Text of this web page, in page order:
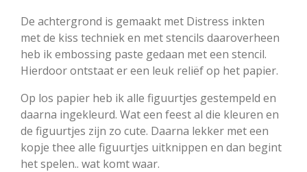
De achtergrond is gemaakt met Distress inkten
met de kiss techniek en met stencils daaroverheen
heb ik embossing paste gedaan met een stencil.
Hierdoor ontstaat er een leuk reliëf op het papier.
Op los papier heb ik alle figuurtjes gestempeld en
daarna ingekleurd. Wat een feest al die kleuren en
de figuurtjes zijn zo cute. Daarna lekker met een
kopje thee alle figuurtjes uitknippen en dan begint
het spelen.. wat komt waar.